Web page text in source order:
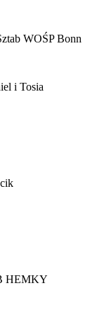
WOŚP Bonn
i Tosia
HEMKY